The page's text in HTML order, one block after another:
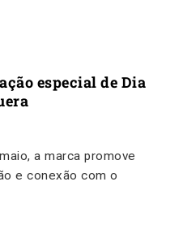
especial de Dia
a marca promove
e conexão com o